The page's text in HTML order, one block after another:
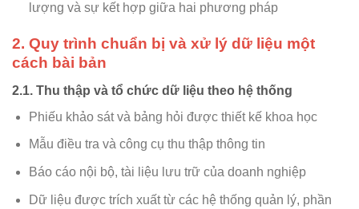
lượng và sự kết hợp giữa hai phương pháp
2. Quy trình chuẩn bị và xử lý dữ liệu một
cách bài bản
2.1. Thu thập và tổ chức dữ liệu theo hệ thống
Phiếu khảo sát và bảng hỏi được thiết kế khoa học
Mẫu điều tra và công cụ thu thập thông tin
Báo cáo nội bộ, tài liệu lưu trữ của doanh nghiệp
Dữ liệu được trích xuất từ các hệ thống quản lý, phần